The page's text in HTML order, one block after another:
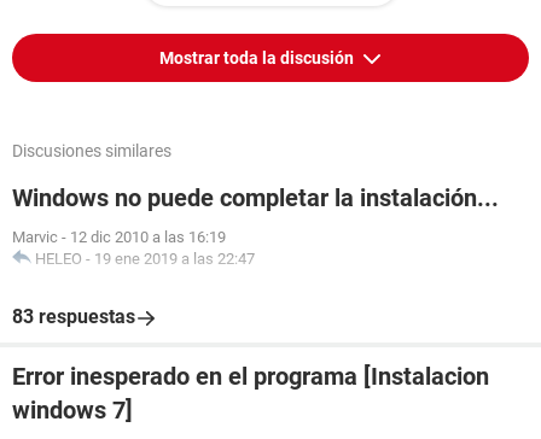
Mostrar toda la discusión
Discusiones similares
Windows no puede completar la instalación...
Marvic - 12 dic 2010 a las 16:19
HELEO - 19 ene 2019 a las 22:47
83 respuestas
Error inesperado en el programa [Instalacion
windows 7]